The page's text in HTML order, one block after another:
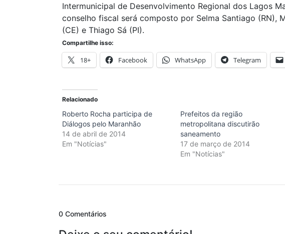
Intermunicipal de Desenvolvimento Regional dos Lagos
conselho fiscal será composto por Selma Santiago (RN),
(CE) e Thiago Sá (PI).
Compartilhe isso:
18+ Facebook WhatsApp Telegram
Relacionado
Roberto Rocha participa de
Diálogos pelo Maranhão
14 de abril de 2014
Em "Notícias"
Prefeitos da região
metropolitana discutirão
saneamento
17 de março de 2014
Em "Notícias"
0 Comentários